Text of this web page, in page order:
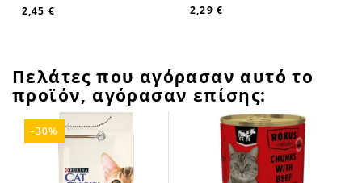
2,45 € 2,29 €
Πελάτες που αγόρασαν αυτό το
προϊόν, αγόρασαν επίσης:
-30%